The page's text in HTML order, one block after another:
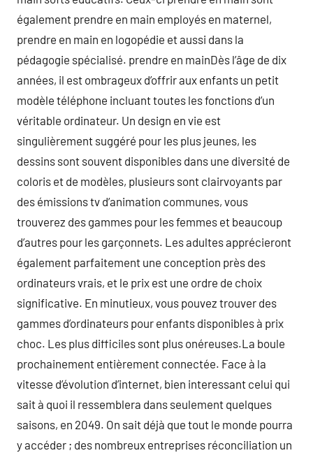
également prendre en main employés en maternel,
prendre en main en logopédie et aussi dans la
pédagogie spécialisé. prendre en mainDès l’âge de dix
années, il est ombrageux d’offrir aux enfants un petit
modèle téléphone incluant toutes les fonctions d’un
véritable ordinateur. Un design en vie est
singulièrement suggéré pour les plus jeunes, les
dessins sont souvent disponibles dans une diversité de
coloris et de modèles, plusieurs sont clairvoyants par
des émissions tv d’animation communes, vous
trouverez des gammes pour les femmes et beaucoup
d’autres pour les garçonnets. Les adultes apprécieront
également parfaitement une conception près des
ordinateurs vrais, et le prix est une ordre de choix
significative. En minutieux, vous pouvez trouver des
gammes d’ordinateurs pour enfants disponibles à prix
choc. Les plus difficiles sont plus onéreuses.La boule
prochainement entièrement connectée. Face à la
vitesse d’évolution d’internet, bien interessant celui qui
sait à quoi il ressemblera dans seulement quelques
saisons, en 2049. On sait déjà que tout le monde pourra
y accéder ; des nombreux entreprises réconciliation un